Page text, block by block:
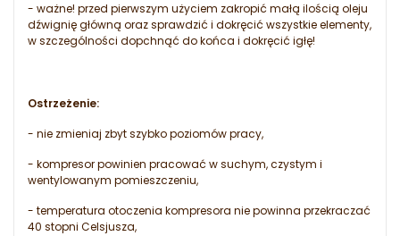
- ważne! przed pierwszym użyciem zakropić małą ilością oleju
dźwignię główną oraz sprawdzić i dokręcić wszystkie elementy,
w szczególności dopchnąć do końca i dokręcić igłę!
Ostrzeżenie:
- nie zmieniaj zbyt szybko poziomów pracy,
- kompresor powinien pracować w suchym, czystym i
wentylowanym pomieszczeniu,
- temperatura otoczenia kompresora nie powinna przekraczać
40 stopni Celsjusza,